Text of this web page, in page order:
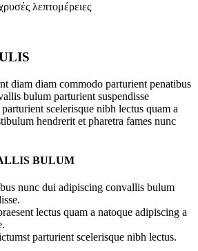
λεπτομέρειες
diam diam commodo parturient penatibus
bulum parturient suspendisse
scelerisque nibh lectus quam a
hendrerit et pharetra fames nunc
BULUM
nunc dui adipiscing convallis bulum
lectus quam a natoque adipiscing a
parturient scelerisque nibh lectus.